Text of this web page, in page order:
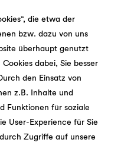
die etwa der
bzw. dazu von uns
überhaupt genutzt
dabei, Sie besser
den Einsatz von
z.B. Inhalte und
Funktionen für soziale
User-Experience für Sie
Zugriffe auf unsere